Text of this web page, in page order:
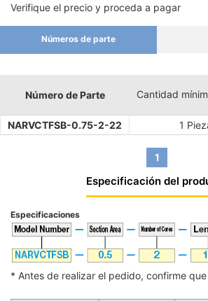
Verifique el precio y proceda a pagar
Números de parte
Número de Parte Cantidad
NARVCTFSB-0.75-2-22 1
1
Especificación del
Especificaciones
* Antes de realizar el pedido, confirme